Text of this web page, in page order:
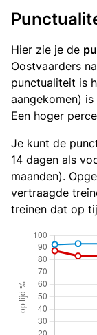
Hier zie je de
Oostvaarders
punctualiteit is
aangekomen)
Een hoger
Je kunt de
14 dagen als
maanden).
vertraagde
treinen dat op